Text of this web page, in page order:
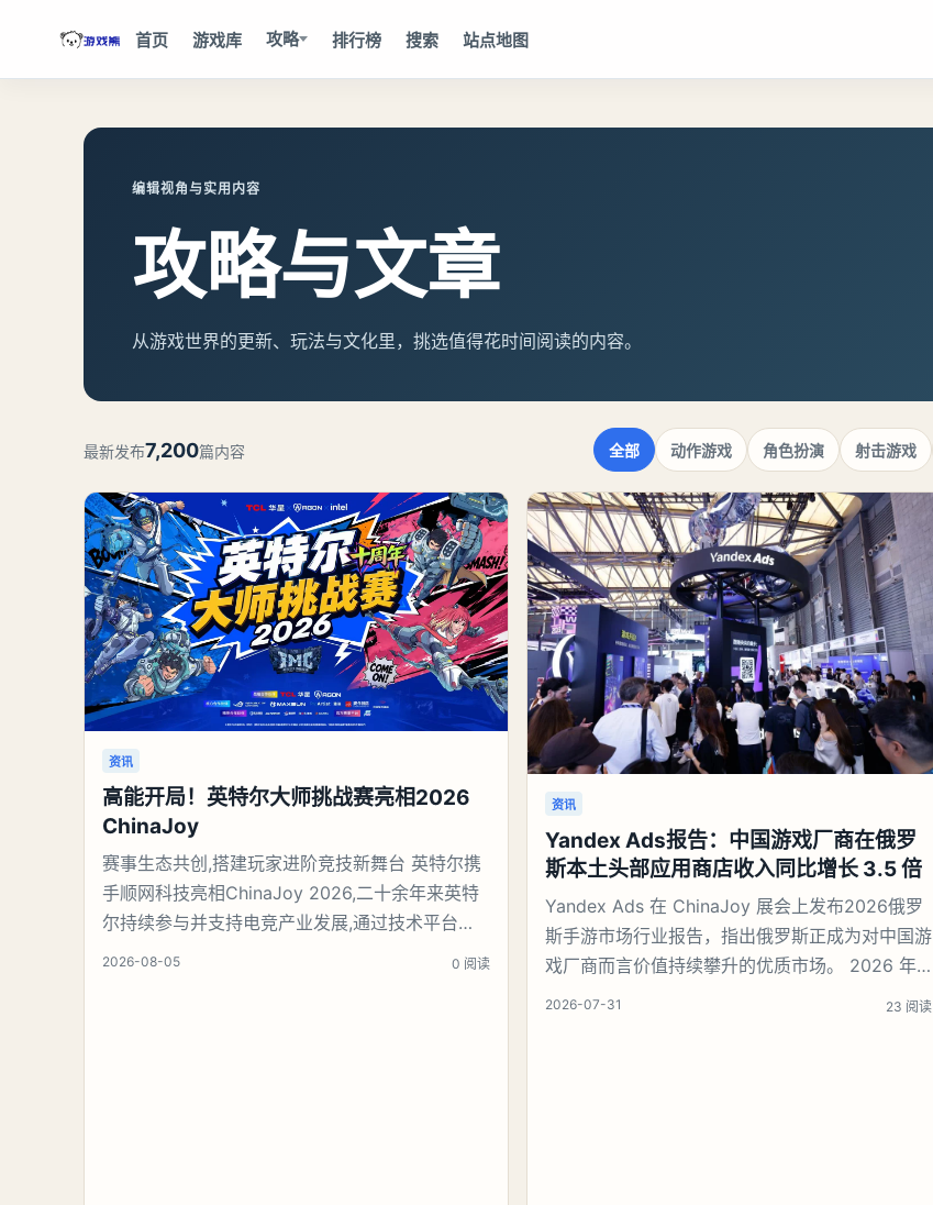
首页 游戏库 攻略 排行榜 搜索 站点地图
编辑视角与实用内容
攻略与文章
从游戏世界的更新、玩法与文化里，挑选值得花时间阅读的内容。
最新发布7,200篇内容 全部 动作游戏 角色扮演 射击游戏
资讯
高能开局！英特尔大师挑战赛亮相2026
ChinaJoy
赛事生态共创,搭建玩家进阶竞技新舞台 英特尔携
手顺网科技亮相ChinaJoy 2026,二十余年来英特
尔持续参与并支持电竞产业发展,通过技术平台、
赛事合作与生态伙伴携手,为职业选手和大众玩家
2026-08-05 0 阅读
资讯
Yandex Ads报告：中国游戏厂商在俄罗
斯本土头部应用商店收入同比增长 3.5 倍
Yandex Ads 在 ChinaJoy 展会上发布2026俄罗
斯手游市场行业报告，指出俄罗斯正成为对中国游
戏厂商而言价值持续攀升的优质市场。 2026 年 7
月 31 日，上海——Yandex Ads于 2026 年中国
2026-07-31 23 阅读